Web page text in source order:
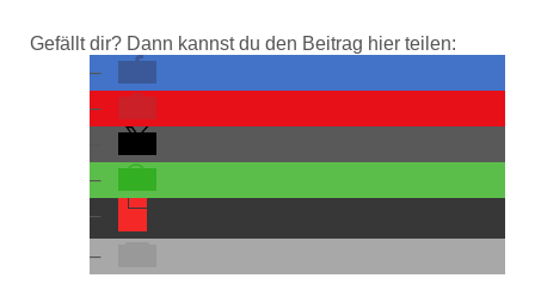
Gefällt dir? Dann kannst du den Beitrag hier teilen: